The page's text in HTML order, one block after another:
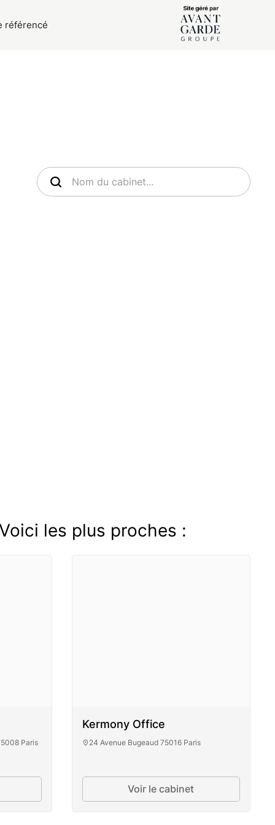
référencé
les plus proches :
Paris
Kermony Office
24 Avenue Bugeaud 75016 Paris
Voir le cabinet